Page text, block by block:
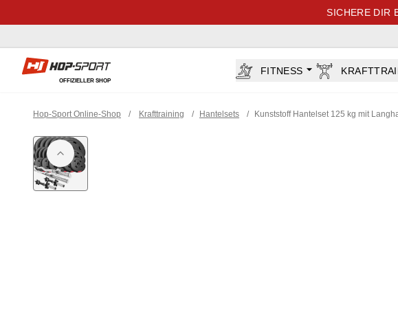
SICHERE DIR
Hop-sport.at
OFFIZIELLER SHOP
FITNESS
Hop-Sport Online-Shop / Krafttraining / Hantelsets / Kunststoff Hantelset 125 kg mit